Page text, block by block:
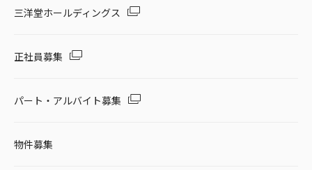
三洋堂ホールディングス
正社員募集
パート・アルバイト募集
物件募集